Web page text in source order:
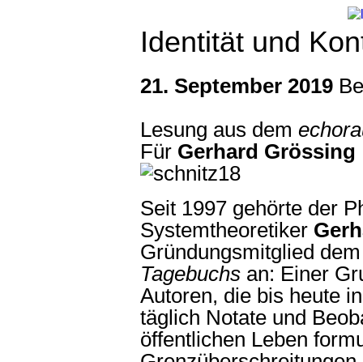
Identität und
21. September 2019
Lesung aus dem
Für Gerhard Grössing
Seit 1997 gehörte der
Systemtheoretiker
Gründungsmitglied
Tagebuchs an: Einer
Autoren, die bis heute
täglich Notate und
öffentlichen Leben